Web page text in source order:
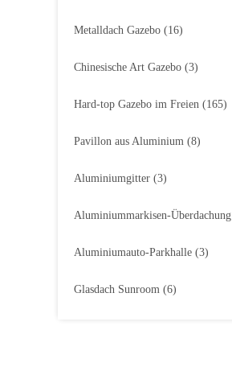
Metalldach Gazebo (16)
Chinesische Art Gazebo (3)
Hard-top Gazebo im Freien (165)
Pavillon aus Aluminium (8)
Aluminiumgitter (3)
Aluminiummarkisen-Überdachung
Aluminiumauto-Parkhalle (3)
Glasdach Sunroom (6)